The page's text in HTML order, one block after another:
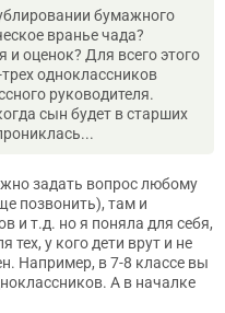
бумажного
вранье чада?
оценок? Для всего этого
одноклассников
руководителя.
сын будет в старших
задать вопрос любому
позвонить), там и
и т.д. но я поняла для себя,
тех, у кого дети врут и не
Например, в 7-8 классе вы
А в началке